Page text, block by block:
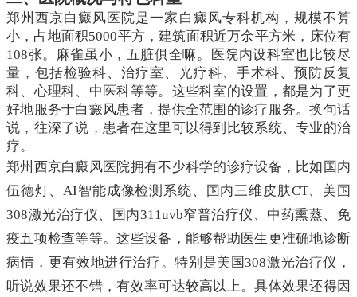
郑州西京白癜风医院是一家白癜风专科机构，规模不算
小，占地面积5000平方，建筑面积近万余平方米，床位有
108张。麻雀虽小，五脏俱全嘛。医院内设科室也比较尽
量，包括检验科、治疗室、光疗科、手术科、预防反复
科、心理科、中医科等等。这些科室的设置，都是为了更
好地服务于白癜风患者，提供全范围的诊疗服务。换句话
说，往深了说，患者在这里可以得到比较系统、专业的治
疗。
郑州西京白癜风医院拥有不少科学的诊疗设备，比如国内
伍德灯、AI智能成像检测系统、国内三维皮肤CT、美国
308激光治疗仪、国内311uvb窄普治疗仪、中药熏蒸、免
疫五项检查等等。这些设备，能够帮助医生更准确地诊断
病情，更有效地进行治疗。特别是美国308激光治疗仪，
听说效果还不错，有效率可达较高以上。具体效果还得因